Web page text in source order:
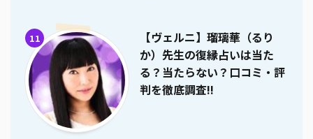
11
【ヴェルニ】瑠璃華（るり
か）先生の復縁占いは当た
る？当たらない？口コミ・評
判を徹底調査!!